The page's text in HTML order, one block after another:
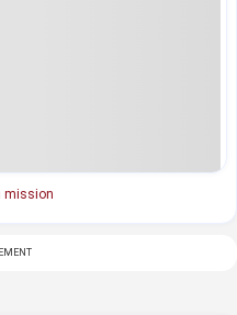
mission